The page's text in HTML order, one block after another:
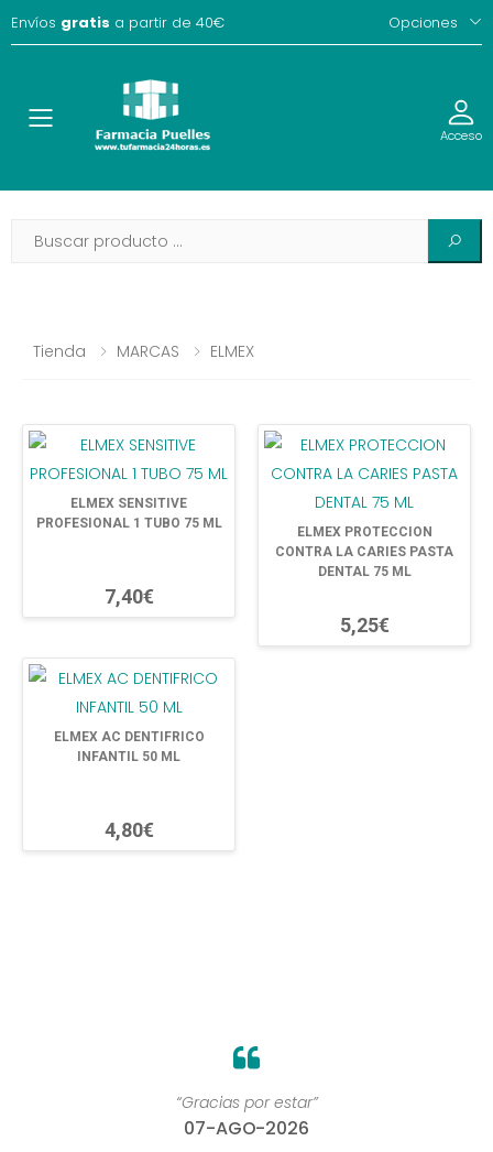
Envíos gratis a partir de 40€ Opciones
Toggle Acceso
Tienda MARCAS ELMEX
ELMEX SENSITIVE
PROFESIONAL 1 TUBO 75 ML
7,40€
ELMEX PROTECCION
CONTRA LA CARIES PASTA
DENTAL 75 ML
5,25€
ELMEX AC DENTIFRICO
INFANTIL 50 ML
4,80€
“Gracias por estar”
07-AGO-2026